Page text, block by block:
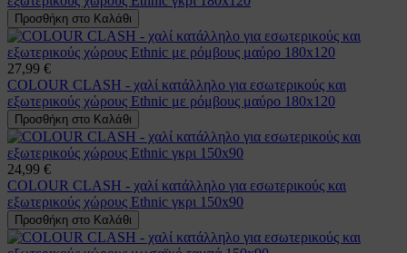
Προσθήκη στο Καλάθι
27,99 €
COLOUR CLASH - χαλί κατάλληλο για εσωτερικούς και
εξωτερικούς χώρους Ethnic με ρόμβους μαύρο 180x120
Προσθήκη στο Καλάθι
24,99 €
COLOUR CLASH - χαλί κατάλληλο για εσωτερικούς και
εξωτερικούς χώρους Ethnic γκρι 150x90
Προσθήκη στο Καλάθι